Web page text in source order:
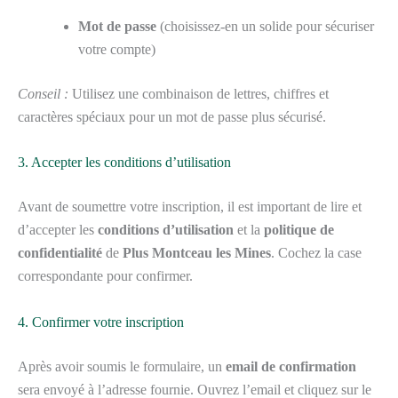
Mot de passe (choisissez-en un solide pour sécuriser
votre compte)
Conseil : Utilisez une combinaison de lettres, chiffres et
caractères spéciaux pour un mot de passe plus sécurisé.
3. Accepter les conditions d’utilisation
Avant de soumettre votre inscription, il est important de lire et
d’accepter les conditions d’utilisation et la politique de
confidentialité de Plus Montceau les Mines. Cochez la case
correspondante pour confirmer.
4. Confirmer votre inscription
Après avoir soumis le formulaire, un email de confirmation
sera envoyé à l’adresse fournie. Ouvrez l’email et cliquez sur le